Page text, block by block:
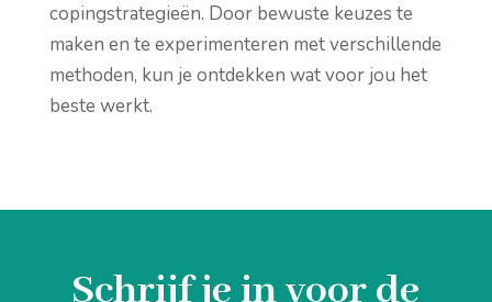
copingstrategieën. Door bewuste keuzes te
maken en te experimenteren met verschillende
methoden, kun je ontdekken wat voor jou het
beste werkt.
Schrijf je in voor de